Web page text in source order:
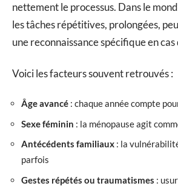
nettement le processus. Dans le
les tâches répétitives, prolongées,
une reconnaissance spécifique en
Voici les facteurs souvent retrouvés :
Âge avancé : chaque année compte
Sexe féminin : la ménopause agit
Antécédents familiaux : la
parfois
Gestes répétés ou traumatismes :